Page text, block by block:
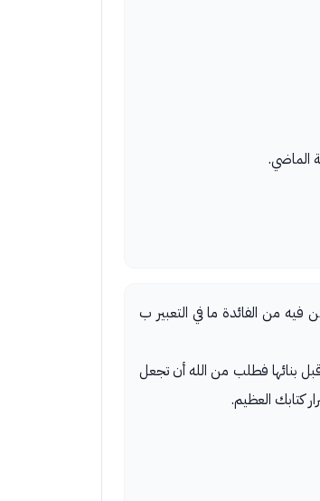
فيه من الفائدة ما في التعبير ب
كان قبل بنائها فطلب من الله أن تجعل
كتابك العظيم.